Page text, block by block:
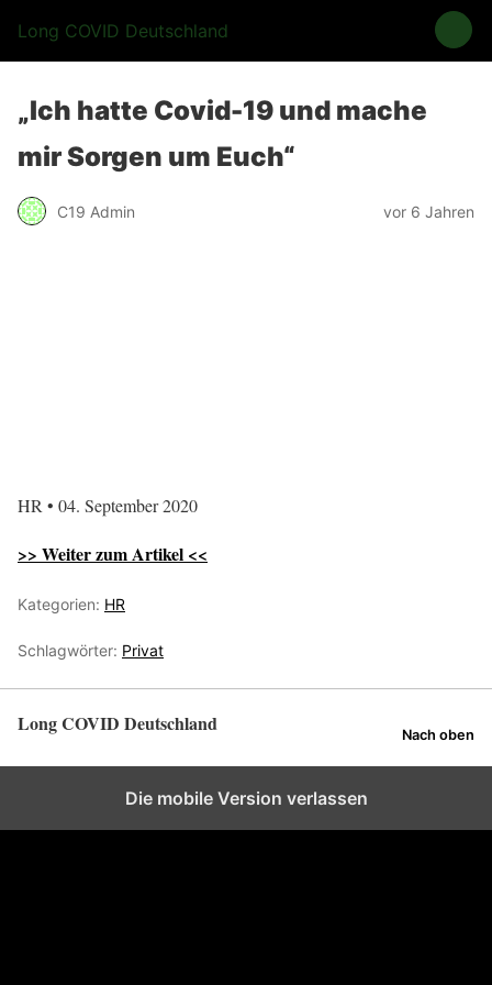
Long COVID Deutschland
„Ich hatte Covid-19 und mache
mir Sorgen um Euch“
C19 Admin vor 6 Jahren
HR • 04. September 2020
>> Weiter zum Artikel <<
Kategorien: HR
Schlagwörter: Privat
Long COVID Deutschland Nach oben
Die mobile Version verlassen